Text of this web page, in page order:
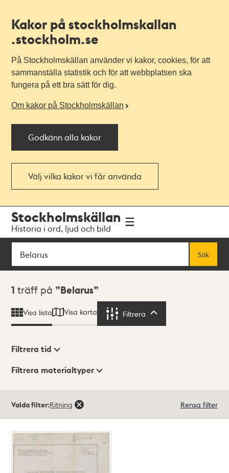
Kakor på stockholmskallan
.stockholm.se
På Stockholmskällan använder vi kakor, cookies, för att
sammanställa statistik och för att webbplatsen ska
fungera på ett bra sätt för dig.
Om kakor på Stockholmskällan
Godkänn alla kakor
Välj vilka kakor vi får använda
navigationen
huvudinnehållet
Stockholmskällan
Historia i ord, ljud och bild
Sök
Sök
Sökresultat
1 träff på Belarus
Visa lista Visa karta Filtrera
Visningsläge
Filtrera tid
Filtrera materialtyper
träffar
Valda filter:Ritning Rensa filter